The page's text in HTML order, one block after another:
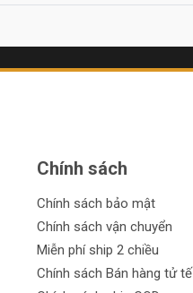
Chính sách
Chính sách bảo mật
Chính sách vận chuyển
Miễn phí ship 2 chiều
Chính sách Bán hàng tử tế